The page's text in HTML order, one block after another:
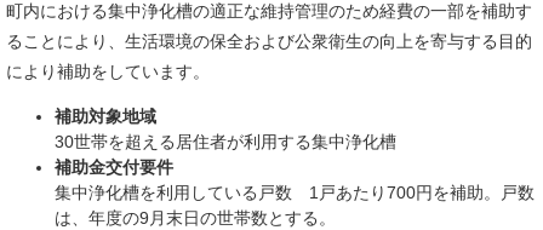
町内における集中浄化槽の適正な維持管理のため経費の一部を補助す
ることにより、生活環境の保全および公衆衛生の向上を寄与する目的
により補助をしています。
補助対象地域
30世帯を超える居住者が利用する集中浄化槽
補助金交付要件
集中浄化槽を利用している戸数 1戸あたり700円を補助。戸数
は、年度の9月末日の世帯数とする。